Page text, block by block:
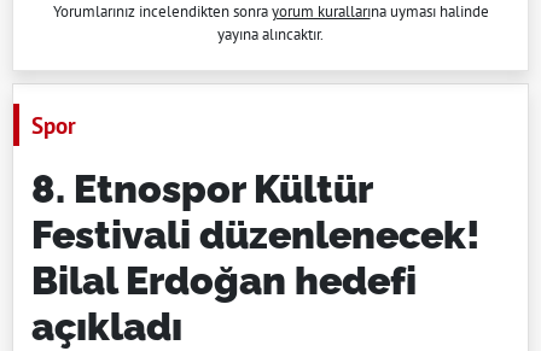
Yorumlarınız incelendikten sonrayorum kurallarına uyması halinde
yayına alıncaktır.
Spor
8. Etnospor Kültür
Festivali düzenlenecek!
Bilal Erdoğan hedefi
açıkladı